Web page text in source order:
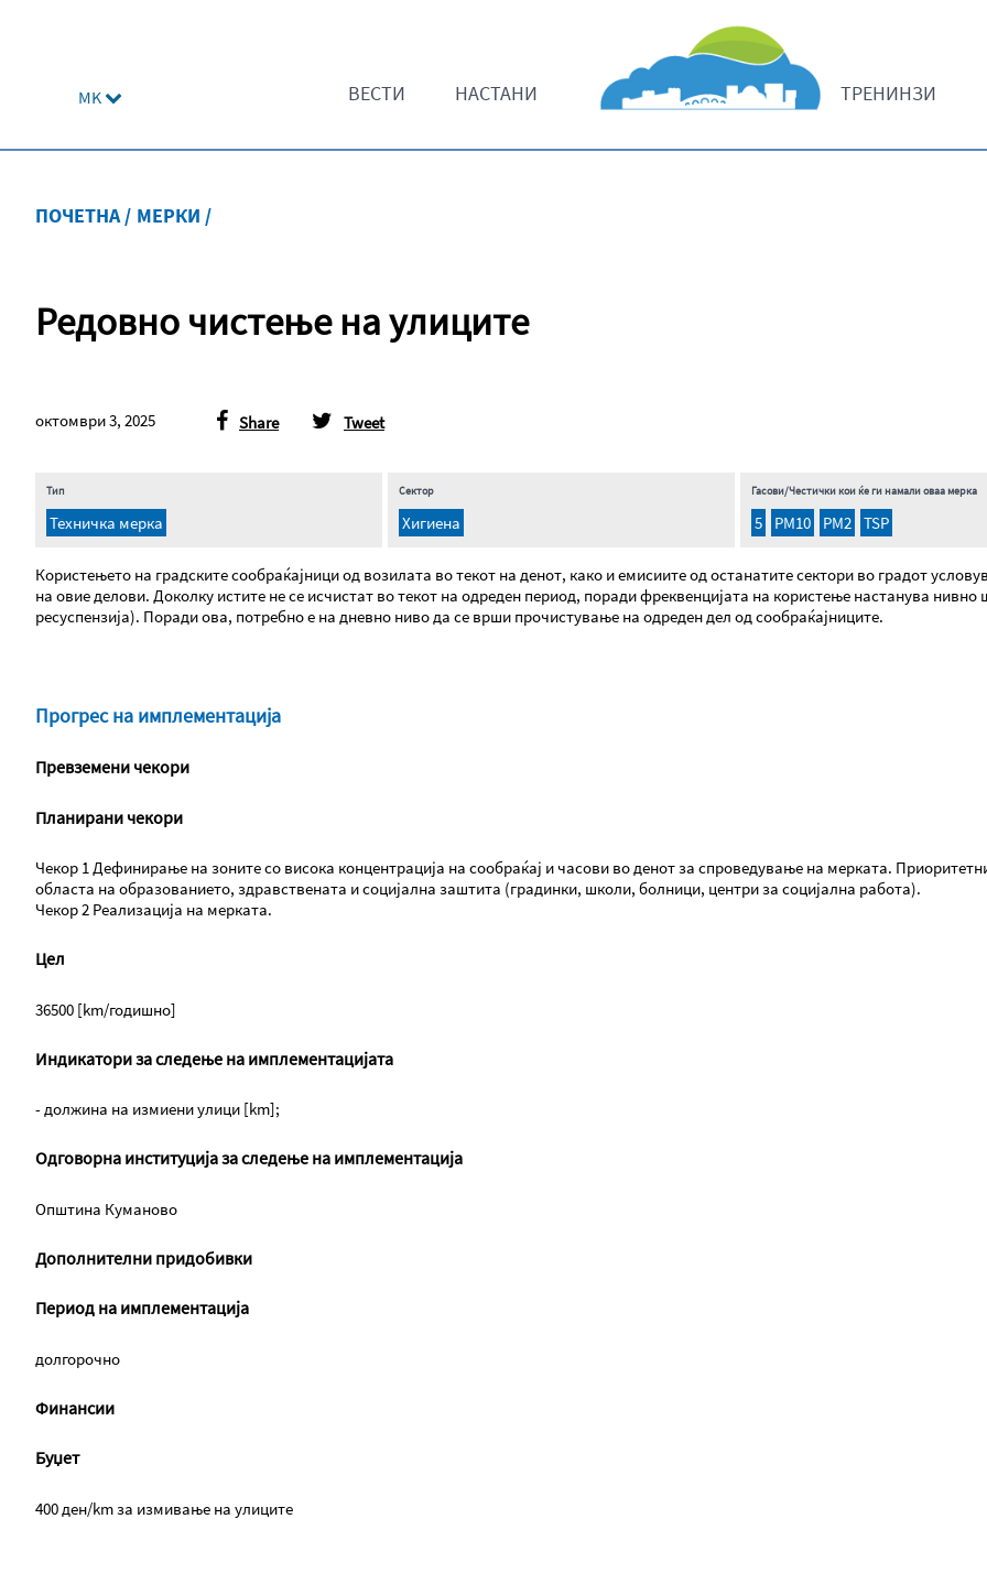
MK ВЕСТИ НАСТАНИ ТРЕНИНЗИ
ПОЧЕТНА / МЕРКИ /
Редовно чистење на улиците
октомври 3, 2025 Share Tweet
Тип
Техничка мерка
Сектор
Хигиена
Гасови/Честички кои ќе ги намали оваа мерка
5 PM10 PM2 TSP
Користењето на градските сообраќајници од возилата во текот на денот, како и емисиите од останатите сектори во градот
на овие делови. Доколку истите не се исчистат во текот на одреден период, поради фреквенцијата на користење настанува
ресуспензија). Поради ова, потребно е на дневно ниво да се врши прочистување на одреден дел од сообраќајниците.
Прогрес на имплементација
Превземени чекори
Планирани чекори
Чекор 1 Дефинирање на зоните со висока концентрација на сообраќај и часови во денот за спроведување на мерката.
областа на образованието, здравствената и социјална заштита (градинки, школи, болници, центри за социјална работа).
Чекор 2 Реализација на мерката.
Цел
36500 [km/годишно]
Индикатори за следење на имплементацијата
- должина на измиени улици [km];
Одговорна институција за следење на имплементација
Oпштина Куманово
Дополнителни придобивки
Период на имплементација
долгорочно
Финансии
Буџет
400 ден/km за измивање на улиците